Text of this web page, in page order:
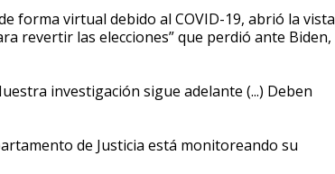
forma virtual debido al COVID-19, abrió la vista
revertir las elecciones” que perdió ante Biden,
investigación sigue adelante (...) Deben
de Justicia está monitoreando su